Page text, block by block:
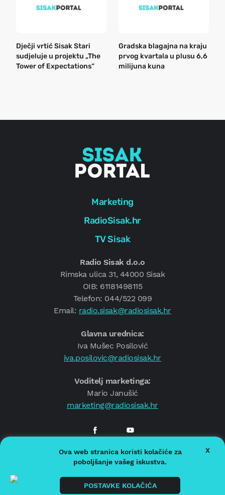
Dječji vrtić Sisak Stari
sudjeluje u projektu „The
Tower of Expectations“
Gradska blagajna na kraju
prvog kvartala u plusu 6,6
milijuna kuna
Marketing
RadioSisak.hr
TV Sisak
Radio Sisak d.o.o
Rimska ulica 31, 44000 Sisak
OIB: 61181498115
Telefon: 044/522 099
Email: radio.sisak@radiosisak.hr
Glavna urednica:
Iva Mušec Posilović
iva.posilovic@radiosisak.hr
Voditelj marketinga:
Mario Janušić
marketing@radiosisak.hr
© 2026.Radio Sisak
Politika privatnosti
Politika kolačića
Ova web stranica koristi kolačiće za
poboljšanje vašeg iskustva.
POSTAVKE KOLAČIĆA
X